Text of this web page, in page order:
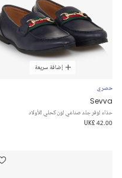
إضافة سريعة
حصري
Sevva
حذاء لوفر جلد صناعي لون كحلي للأولاد
UK£ 42.00